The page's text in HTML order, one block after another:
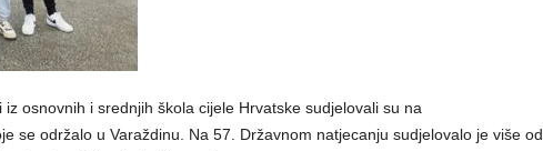
iz osnovnih i srednjih škola cijele Hrvatske sudjelovali su na
se održalo u Varaždinu. Na 57. Državnom natjecanju sudjelovalo je više od